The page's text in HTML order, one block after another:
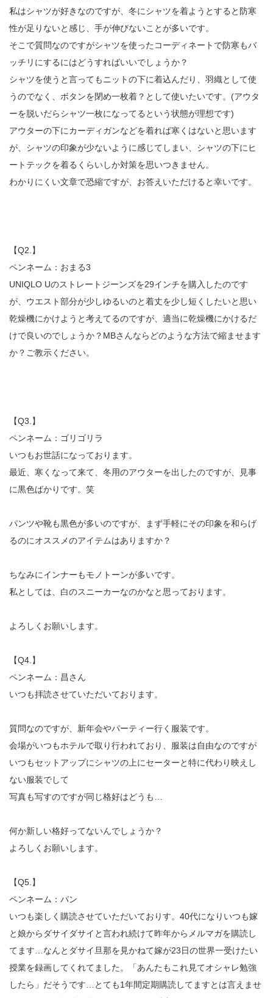
私はシャツが好きなのですが、冬にシャツを着ようとすると防寒
性が足りないと感じ、手が伸びないことが多いです。
そこで質問なのですがシャツを使ったコーディネートで防寒もバ
ッチリにするにはどうすればいいでしょうか？
シャツを使うと言ってもニットの下に着込んだり、羽織として使
うのでなく、ボタンを閉め一枚着？として使いたいです。(アウタ
ーを脱いだらシャツ一枚になってるという状態が理想です)
アウターの下にカーディガンなどを着れば寒くはないと思います
が、シャツの印象が少ないように感じてしまい、シャツの下にヒ
ートテックを着るくらいしか対策を思いつきません。
わかりにくい文章で恐縮ですが、お答えいただけると幸いです。
【Q2.】
ペンネーム：おまる3
UNIQLO Uのストレートジーンズを29インチを購入したのです
が、ウエスト部分が少しゆるいのと着丈を少し短くしたいと思い
乾燥機にかけようと考えてるのですが、適当に乾燥機にかけるだ
けで良いのでしょうか？MBさんならどのような方法で縮ませます
か？ご教示ください。
【Q3.】
ペンネーム：ゴリゴリラ
いつもお世話になっております。
最近、寒くなって来て、冬用のアウターを出したのですが、見事
に黒色ばかりです。笑
パンツや靴も黒色が多いのですが、まず手軽にその印象を和らげ
るのにオススメのアイテムはありますか？
ちなみにインナーもモノトーンが多いです。
私としては、白のスニーカーなのかなと思っております。
よろしくお願いします。
【Q4.】
ペンネーム：昌さん
いつも拝読させていただいております。
質問なのですが、新年会やパーティー行く服装です。
会場がいつもホテルで取り行われており、服装は自由なのですが
いつもセットアップにシャツの上にセーターと特に代わり映えし
ない服装でして
写真も写すのですが同じ格好はどうも…
何か新しい格好ってないんでしょうか？
よろしくお願いします。
【Q5.】
ペンネーム：パン
いつも楽しく購読させていただいておりす。40代になりいつも嫁
と娘からダサイダサイと言われ続けて昨年からメルマガを購読し
てます…なんとダサイ旦那を見かねて嫁が23日の世界一受けたい
授業を録画してくれてました。「あんたもこれ見てオシャレ勉強
したら」だそうです…とても1年間定期購読してますとは言えませ